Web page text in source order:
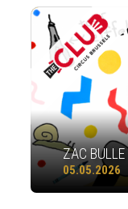
ZAC BULLE
05.05.2026